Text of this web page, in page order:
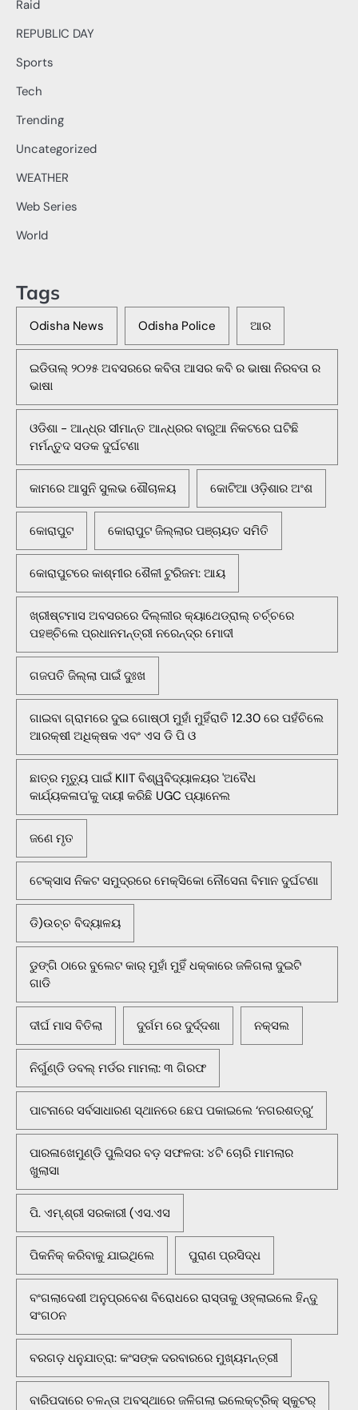
Raid
REPUBLIC DAY
Sports
Tech
Trending
Uncategorized
WEATHER
Web Series
World
Tags
Odisha News Odisha Police ଆର
ଇଡିତାଲ୍ ୨୦୨୫ ଅବସରରେ କବିତା ଆସର କବି ର ଭାଷା ନିରବତା ର
ଭାଷା
ଓଡିଶା - ଆନ୍ଧ୍ର ସୀମାନ୍ତ ଆନ୍ଧ୍ରର ବାରୁଆ ନିକଟରେ ଘଟିଛି
ମର୍ମନ୍ତୁଦ ସଡକ ଦୁର୍ଘଟଣା
କାମରେ ଆସୁନି ସୁଲଭ ଶୌଚାଳୟ କୋଟିଆ ଓଡ଼ିଶାର ଅଂଶ
କୋରାପୁଟ କୋରାପୁଟ ଜିଲ୍ଲାର ପଞ୍ଚାୟତ ସମିତି
କୋରାପୁଟରେ କାଶ୍ମୀର ଶୈଳୀ ଟୁରିଜମ: ଆୟ
ଖ୍ରୀଷ୍ଟମାସ ଅବସରରେ ଦିଲ୍ଲୀର କ୍ୟାଥେଡ୍ରାଲ୍ ଚର୍ଚ୍ଚରେ
ପହଞ୍ଚିଲେ ପ୍ରଧାନମନ୍ତ୍ରୀ ନରେନ୍ଦ୍ର ମୋଦୀ
ଗଜପତି ଜିଲ୍ଲା ପାଇଁ ଦୁଃଖ
ଗାଇବା ଗ୍ରାମରେ ଦୁଇ ଗୋଷ୍ଠୀ ମୁହାଁ ମୁହିଁରାତି 12.30 ରେ ପହଁଚିଲେ
ଆରକ୍ଷୀ ଅଧିକ୍ଷକ ଏବଂ ଏସ ଡି ପି ଓ
ଛାତ୍ର ମୃତ୍ୟୁ ପାଇଁ KIIT ବିଶ୍ୱବିଦ୍ୟାଳୟର 'ଅବୈଧ
କାର୍ଯ୍ୟକଳାପ'କୁ ଦାୟୀ କରିଛି UGC ପ୍ୟାନେଲ
ଜଣେ ମୃତ
ଟେକ୍ସାସ ନିକଟ ସମୁଦ୍ରରେ ମେକ୍ସିକୋ ନୌସେନା ବିମାନ ଦୁର୍ଘଟଣା
ଡି)ଉଚ୍ଚ ବିଦ୍ୟାଳୟ
ଡୁଙ୍ଗି ଠାରେ ବୁଲେଟ କାର୍ ମୁହାଁ ମୁହିଁ ଧକ୍କାରେ ଜଳିଗଲା ଦୁଇଟି
ଗାଡି
ଦୀର୍ଘ ମାସ ବିତିଲା ଦୁର୍ଗମ ରେ ଦୁର୍ଦ୍ଦଶା ନକ୍ସଲ
ନିର୍ଗୁଣ୍ଡି ଡବଲ୍ ମର୍ଡର ମାମଲା: ୩ ଗିରଫ
ପାଟନାରେ ସର୍ବସାଧାରଣ ସ୍ଥାନରେ ଛେପ ପକାଇଲେ ‘ନଗରଶତ୍ରୁ’
ପାରଳାଖେମୁଣ୍ଡି ପୁଲିସର ବଡ଼ ସଫଳତା: ୪ଟି ଚୋରି ମାମଲାର
ଖୁଲାସା
ପି. ଏମ୍.ଶ୍ରୀ ସରକାରୀ (ଏସ.ଏସ
ପିକନିକ୍‌ କରିବାକୁ ଯାଇଥିଲେ ପୁରାଣ ପ୍ରସିଦ୍ଧ
ବଂଗଲାଦେଶୀ ଅନୁପ୍ରବେଶ ବିରୋଧରେ ରାସ୍ତାକୁ ଓହ୍ଲାଇଲେ ହିନ୍ଦୁ
ସଂଗଠନ
ବରଗଡ଼ ଧନୁଯାତ୍ରା: କଂସଙ୍କ ଦରବାରରେ ମୁଖ୍ୟମନ୍ତ୍ରୀ
ବାରିପଦାରେ ଚଳନ୍ତା ଅବସ୍ଥାରେ ଜଳିଗଲା ଇଲେକ୍ଟ୍ରିକ୍ ସ୍କୁଟର୍